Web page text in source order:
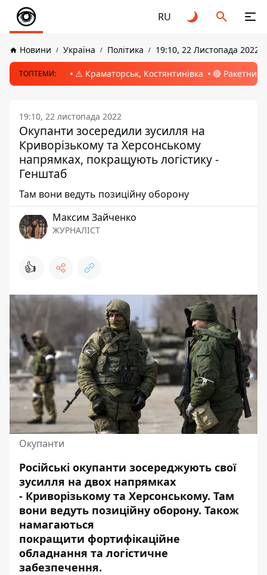
RU
Новини Україна Політика 19:10, 22 Листопада 2022
ТОПТЕМИ: ⚠️ Краматорськ, Костянтинівка 🔴 Ракетний
19:10, 22 листопада 2022
Окупанти зосередили зусилля на
Криворізькому та Херсонському
напрямках, покращують логістику -
Генштаб
Там вони ведуть позиційну оборону
Максим Зайченко
ЖУРНАЛІСТ
👍
Окупанти
Російські окупанти зосереджують свої
зусилля на двох напрямках
- Криворізькому та Херсонському. Там
вони ведуть позиційну оборону. Також
намагаються
покращити фортифікаційне
обладнання та логістичне
забезпечення.